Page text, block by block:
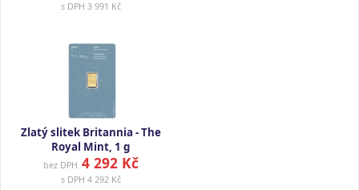
s DPH 3 991 Kč
Zlatý slitek Britannia - The
Royal Mint, 1 g
bez DPH 4 292 Kč
s DPH 4 292 Kč